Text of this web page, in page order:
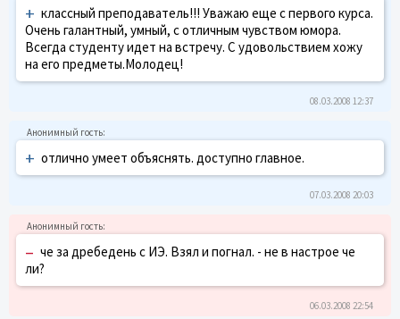
+ классный преподаватель!!! Уважаю еще с первого курса.
Очень галантный, умный, с отличным чувством юмора.
Всегда студенту идет на встречу. С удовольствием хожу
на его предметы.Молодец!
08.03.2008 12:37
+ отлично умеет объяснять. доступно главное.
07.03.2008 20:03
– че за дребедень с ИЭ. Взял и погнал. - не в настрое че
ли?
06.03.2008 22:54